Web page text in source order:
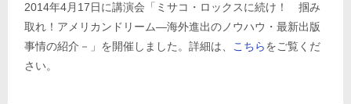
2014年4月17日に講演会「ミサコ・ロックスに続け！ 掴み
取れ！アメリカンドリーム―海外進出のノウハウ・最新出版
事情の紹介－」を開催しました。詳細は、 こちらをご覧くだ
さい。